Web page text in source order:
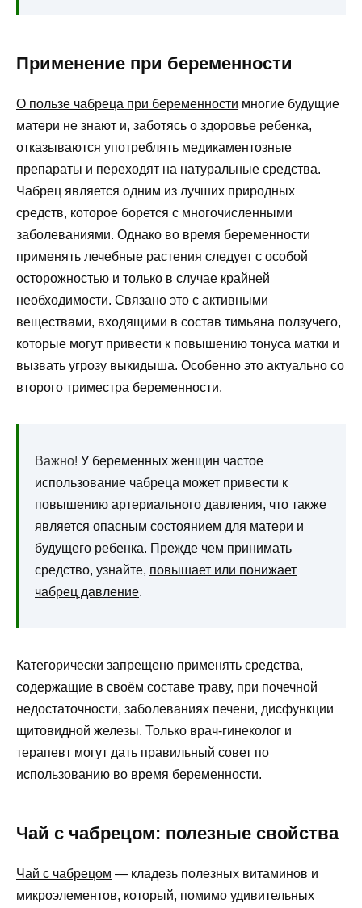
Применение при беременности
О пользе чабреца при беременности многие будущие
матери не знают и, заботясь о здоровье ребенка,
отказываются употреблять медикаментозные
препараты и переходят на натуральные средства.
Чабрец является одним из лучших природных
средств, которое борется с многочисленными
заболеваниями. Однако во время беременности
применять лечебные растения следует с особой
осторожностью и только в случае крайней
необходимости. Связано это с активными
веществами, входящими в состав тимьяна ползучего,
которые могут привести к повышению тонуса матки и
вызвать угрозу выкидыша. Особенно это актуально со
второго триместра беременности.
Важно! У беременных женщин частое
использование чабреца может привести к
повышению артериального давления, что также
является опасным состоянием для матери и
будущего ребенка. Прежде чем принимать
средство, узнайте, повышает или понижает
чабрец давление.
Категорически запрещено применять средства,
содержащие в своём составе траву, при почечной
недостаточности, заболеваниях печени, дисфункции
щитовидной железы. Только врач-гинеколог и
терапевт могут дать правильный совет по
использованию во время беременности.
Чай с чабрецом: полезные свойства
Чай с чабрецом — кладезь полезных витаминов и
микроэлементов, который, помимо удивительных